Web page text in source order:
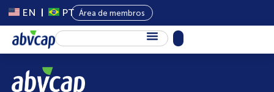
EN PT Área de membros
Sobre Nós